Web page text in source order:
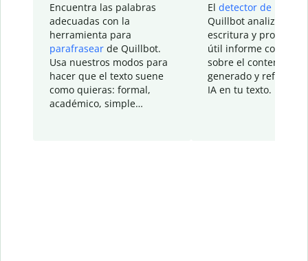
Encuentra las palabras
adecuadas con la
herramienta para
parafrasear de Quillbot.
Usa nuestros modos para
hacer que el texto suene
como quieras: formal,
académico, simple…
El detector de IA
Quillbot analiza tu
escritura y
útil informe con
sobre el contenido
generado y refinado
IA en tu texto.